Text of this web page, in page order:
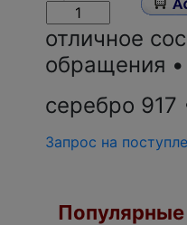
отличное
обращения
серебро
Запрос на